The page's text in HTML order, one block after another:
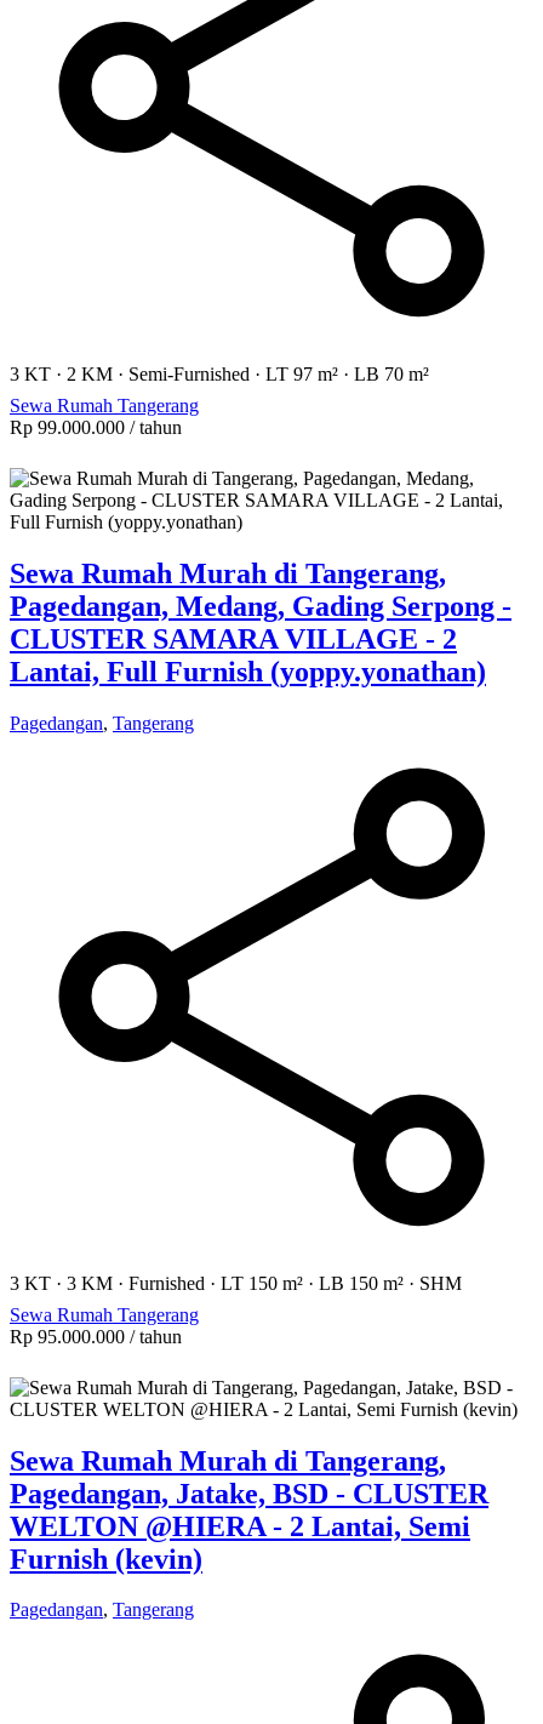
3 KT · 2 KM · Semi-Furnished · LT 97 m² · LB 70 m²
Sewa Rumah Tangerang
Rp 99.000.000 / tahun
Sewa Rumah Murah di Tangerang,
Pagedangan, Medang, Gading Serpong -
CLUSTER SAMARA VILLAGE - 2
Lantai, Full Furnish (yoppy.yonathan)
Pagedangan, Tangerang
3 KT · 3 KM · Furnished · LT 150 m² · LB 150 m² · SHM
Sewa Rumah Tangerang
Rp 95.000.000 / tahun
Sewa Rumah Murah di Tangerang,
Pagedangan, Jatake, BSD - CLUSTER
WELTON @HIERA - 2 Lantai, Semi
Furnish (kevin)
Pagedangan, Tangerang